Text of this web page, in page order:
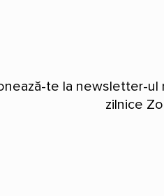
te la newsletter-ul
zilnice